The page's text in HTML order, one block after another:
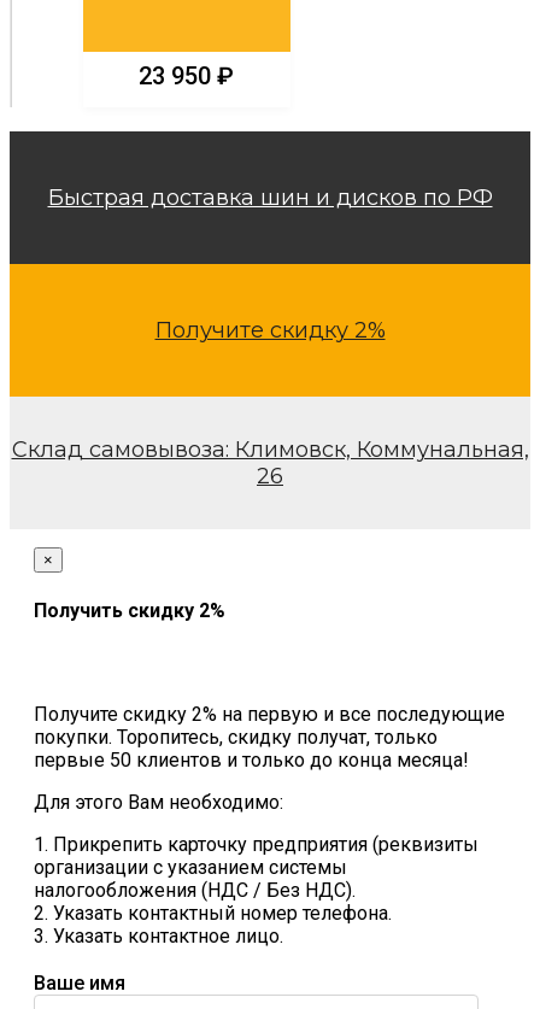
23 950₽
Быстрая доставка шин и дисков по РФ
Получите скидку 2%
Склад самовывоза: Климовск, Коммунальная,
26
×
Получить скидку 2%
Получите скидку 2% на первую и все последующие
покупки. Торопитесь, скидку получат, только
первые 50 клиентов и только до конца месяца!
Для этого Вам необходимо:
1. Прикрепить карточку предприятия (реквизиты
организации с указанием системы
налогообложения (НДС / Без НДС).
2. Указать контактный номер телефона.
3. Указать контактное лицо.
Ваше имя